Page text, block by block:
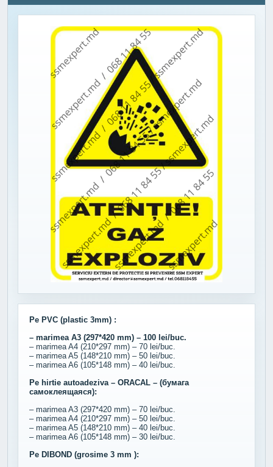
Pe PVC (plastic 3mm) :
– marimea A3 (297*420 mm) – 100 lei/buc.
– marimea A4 (210*297 mm) – 70 lei/buc.
– marimea A5 (148*210 mm) – 50 lei/buc.
– marimea A6 (105*148 mm) – 40 lei/buc.
Pe hirtie autoadeziva – ORACAL – (бумага
самоклеящаяся):
– marimea A3 (297*420 mm) – 70 lei/buc.
– marimea A4 (210*297 mm) – 50 lei/buc.
– marimea A5 (148*210 mm) – 40 lei/buc.
– marimea A6 (105*148 mm) – 30 lei/buc.
Pe DIBOND (grosime 3 mm ):